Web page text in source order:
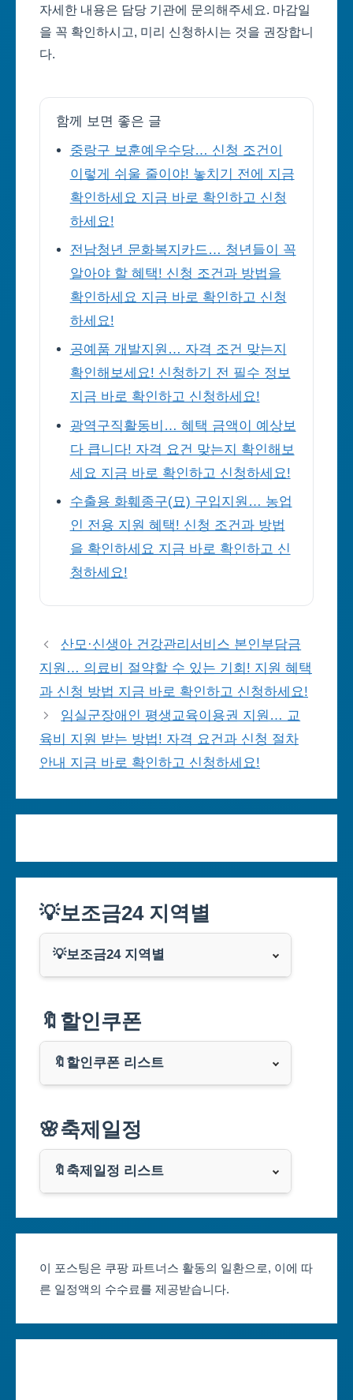
자세한 내용은 담당 기관에 문의해주세요. 마감일
을 꼭 확인하시고, 미리 신청하시는 것을 권장합니
다.
함께 보면 좋은 글
중랑구 보훈예우수당… 신청 조건이
이렇게 쉬울 줄이야! 놓치기 전에 지금
확인하세요 지금 바로 확인하고 신청
하세요!
전남청년 문화복지카드… 청년들이 꼭
알아야 할 혜택! 신청 조건과 방법을
확인하세요 지금 바로 확인하고 신청
하세요!
공예품 개발지원… 자격 조건 맞는지
확인해보세요! 신청하기 전 필수 정보
지금 바로 확인하고 신청하세요!
광역구직활동비… 혜택 금액이 예상보
다 큽니다! 자격 요건 맞는지 확인해보
세요 지금 바로 확인하고 신청하세요!
수출용 화훼종구(묘) 구입지원… 농업
인 전용 지원 혜택! 신청 조건과 방법
을 확인하세요 지금 바로 확인하고 신
청하세요!
산모·신생아 건강관리서비스 본인부담금
지원… 의료비 절약할 수 있는 기회! 지원 혜택
과 신청 방법 지금 바로 확인하고 신청하세요!
임실군장애인 평생교육이용권 지원… 교
육비 지원 받는 방법! 자격 요건과 신청 절차
안내 지금 바로 확인하고 신청하세요!
💡보조금24 지역별
💡보조금24 지역별
부산광역시
대구광역시
인천광역시
광주광역시
대전광역시
🔖할인쿠폰
🔖할인쿠폰 리스트
쿠팡
클룩
🌸축제일정
🔖축제일정 리스트
대구축제 일정
인천축제 일정
이 포스팅은 쿠팡 파트너스 활동의 일환으로, 이에 따
른 일정액의 수수료를 제공받습니다.